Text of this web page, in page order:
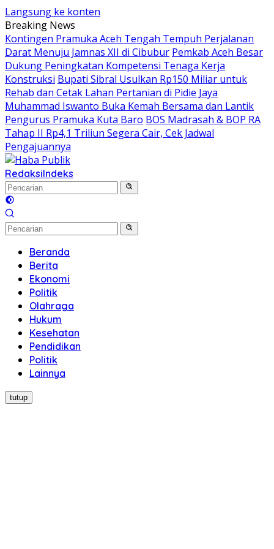
Langsung ke konten
Breaking News
Kontingen Pramuka Aceh Tengah Tempuh Perjalanan
Darat Menuju Jamnas XII di Cibubur Pemkab Aceh Besar
Dukung Peningkatan Kompetensi Tenaga Kerja
Konstruksi Bupati Sibral Usulkan Rp150 Miliar untuk
Rehab dan Cetak Lahan Pertanian di Pidie Jaya
Muhammad Iswanto Buka Kemah Bersama dan Lantik
Pengurus Pramuka Kuta Baro BOS Madrasah & BOP RA
Tahap II Rp4,1 Triliun Segera Cair, Cek Jadwal
Pengajuannya
RedaksiIndeks
Beranda
Berita
Ekonomi
Politik
Olahraga
Hukum
Kesehatan
Pendidikan
Politik
Lainnya
tutup